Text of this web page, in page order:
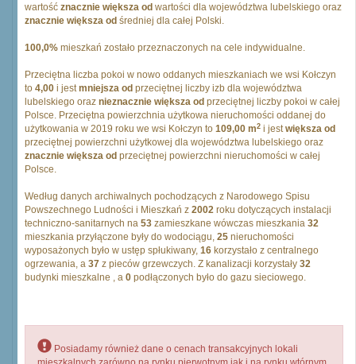
wartość znacznie większa od wartości dla województwa lubelskiego oraz
znacznie większa od średniej dla całej Polski.
100,0% mieszkań zostało przeznaczonych na cele indywidualne.
Przeciętna liczba pokoi w nowo oddanych mieszkaniach we wsi Kołczyn
to 4,00 i jestmniejsza od przeciętnej liczby izb dla województwa
lubelskiego oraz nieznacznie większa od przeciętnej liczby pokoi w całej
Polsce. Przeciętna powierzchnia użytkowa nieruchomości oddanej do
użytkowania w 2019 roku we wsi Kołczyn to 109,00 m2 i jestwiększa od
przeciętnej powierzchni użytkowej dla województwa lubelskiego oraz
znacznie większa od przeciętnej powierzchni nieruchomości w całej
Polsce.
Według danych archiwalnych pochodzących z Narodowego Spisu
Powszechnego Ludności i Mieszkań z 2002 roku dotyczących instalacji
techniczno-sanitarnych na 53 zamieszkane wówczas mieszkania 32
mieszkania przyłączone były do wodociągu, 25 nieruchomości
wyposażonych było w ustęp spłukiwany, 16 korzystało z centralnego
ogrzewania, a 37 z pieców grzewczych. Z kanalizacji korzystały 32
budynki mieszkalne , a 0 podłączonych było do gazu sieciowego.
Posiadamy również dane o cenach transakcyjnych lokali